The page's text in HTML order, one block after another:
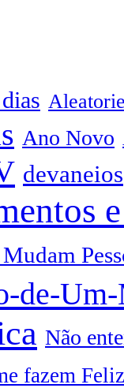
Ano Novo
devaneios
de-
Não
fazem Feliz